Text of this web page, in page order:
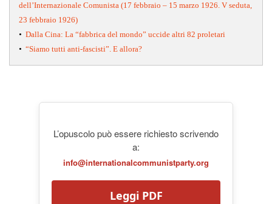
dell’Internazionale Comunista (17 febbraio – 15 marzo 1926. V seduta,
23 febbraio 1926)
• Dalla Cina: La “fabbrica del mondo” uccide altri 82 proletari
• “Siamo tutti anti-fascisti”. E allora?
L’opuscolo può essere richiesto scrivendo
a:
info@internationalcommunistparty.org
Leggi PDF